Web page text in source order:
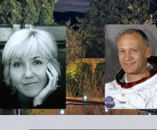
Mon frère — Ton frère est à
l’hôpital. — Quoi ? — Ils l’ont
agressé. — Mais qui ? — Ta
tante, sa fille, son